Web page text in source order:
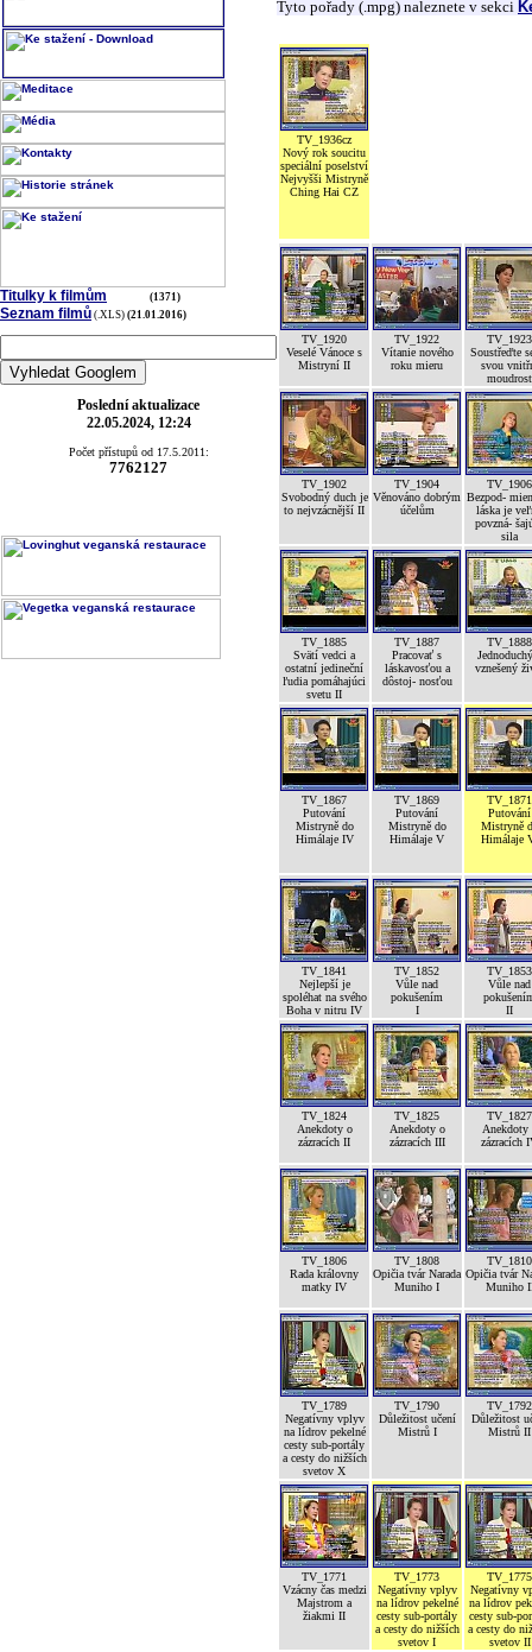
Titulky k filmům (1371)
Seznam filmů (.XLS) (21.01.2016)
Poslední aktualizace
22.05.2024, 12:24
Počet přístupů od 17.5.2011:
7762127
Tyto pořady (.mpg) naleznete v sekci
TV_1936cz
Nový rok soucitu
speciální poselství
Nejvyšši Mistryně
Ching Hai CZ
TV_1920
Veselé Vánoce s
Mistryní II
TV_1922
Vítanie nového
roku mieru
TV_1923
Soustřeďte
svou
moudrost
TV_1902
Svobodný duch je
to nejvzácnější II
TV_1904
Věnováno dobrým
účelům
TV_1906
Bezpod-
láska je
povzná-
sila
TV_1885
Svätí vedci a
ostatní jedineční
ľudia pomáhajúci
svetu II
TV_1887
Pracovať s
láskavosťou a
dôstoj- nosťou
TV_1888
vznešený
TV_1867
Putování
Mistryně do
Himálaje IV
TV_1869
Putování
Mistryně do
Himálaje V
TV_1871
Putování
Mistryně
Himálaje
TV_1841
Nejlepší je
spoléhat na svého
Boha v nitru IV
TV_1852
Vůle nad
pokušením
I
TV_1853
Vůle nad
II
TV_1824
Anekdoty o
zázracích II
TV_1825
Anekdoty o
zázracích III
TV_1827
Anekdoty
zázracích
TV_1806
Rada královny
matky IV
TV_1808
Opičia tvár Narada
Muniho I
TV_1810
Opičia tvár
Muniho
TV_1789
Negatívny vplyv
na lídrov pekelné
cesty sub-portály
a cesty do nižších
svetov X
TV_1790
Důležitost učení
Mistrů I
TV_1792
Důležitost
Mistrů II
TV_1771
Vzácny čas medzi
Majstrom a
žiakmi II
TV_1773
Negatívny vplyv
na lídrov pekelné
cesty sub-portály
a cesty do nižších
svetov I
TV_1775
Negatívny
na lídrov
cesty sub-
a cesty do
svetov II